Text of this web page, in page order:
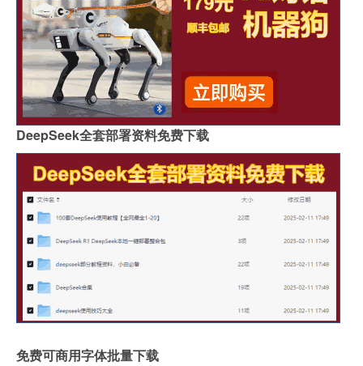
DeepSeek全套部署资料免费下载
免费可商用字体批量下载